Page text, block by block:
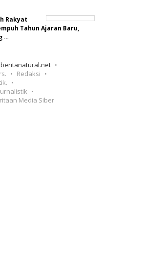
Rakyat
Tahun Ajaran Baru,
…
Redaksi
Media Siber